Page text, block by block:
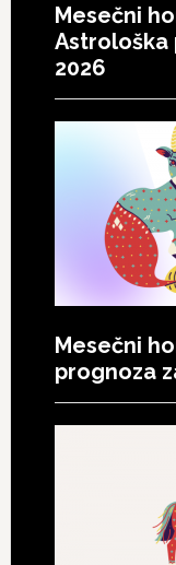
Mesečni
Astrološka
2026
Mesečni
prognoza